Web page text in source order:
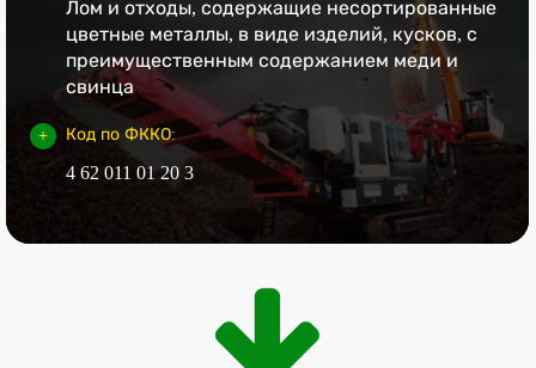
Лом и отходы, содержащие несортированные
цветные металлы, в виде изделий, кусков, с
преимущественным содержанием меди и
свинца
Код по ФККО:
4 62 011 01 20 3